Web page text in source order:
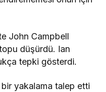
John Campbell
düşürdü. Ian
tepki gösterdi.
yakalama talep etti